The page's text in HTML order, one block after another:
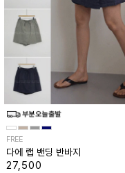
FREE
다에 랩 밴딩 반바지
27,500